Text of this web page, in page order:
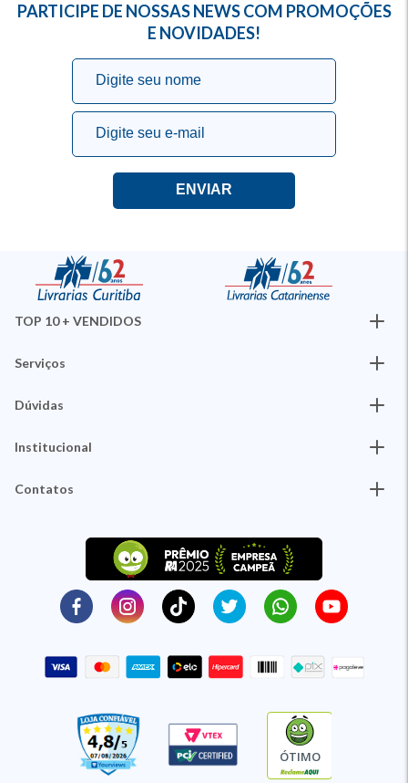
PARTICIPE DE NOSSAS NEWS COM PROMOÇÕES
E NOVIDADES!
TOP 10 + VENDIDOS
Serviços
Dúvidas
Institucional
Contatos
ÓTIMO